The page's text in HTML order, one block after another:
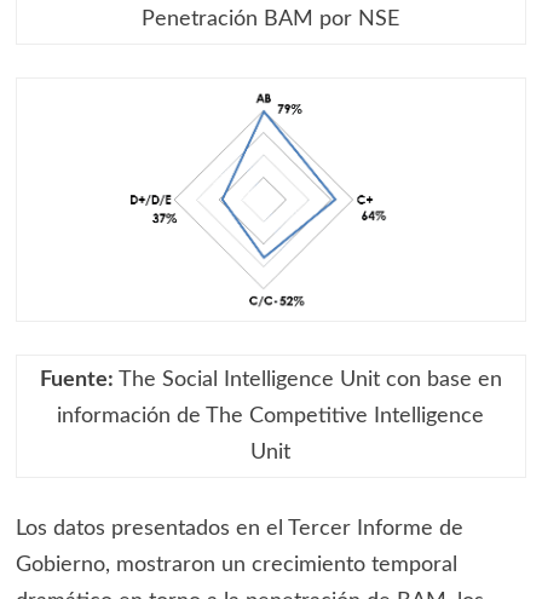
Penetración BAM por NSE
Fuente:
The Social Intelligence Unit con base en
información de The Competitive Intelligence
Unit
Los datos presentados en el Tercer Informe de
Gobierno, mostraron un crecimiento temporal